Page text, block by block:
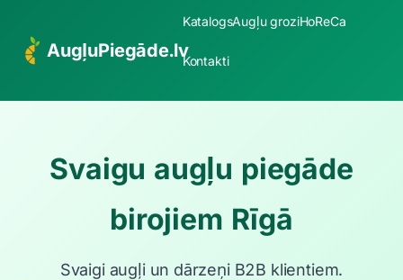
AugļuPiegāde.lv
KatalogsAugļu groziHoReCa
Kontakti
Svaigu augļu piegāde
birojiem Rīgā
Svaigi augļi un dārzeņi B2B klientiem.